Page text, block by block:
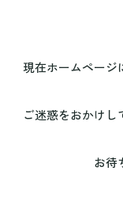
現在ホームページ
ご迷惑をおかけ
お待